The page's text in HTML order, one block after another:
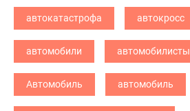
автокатастрофа автокросс
автомобили автомобилисты
Автомобиль автомобиль